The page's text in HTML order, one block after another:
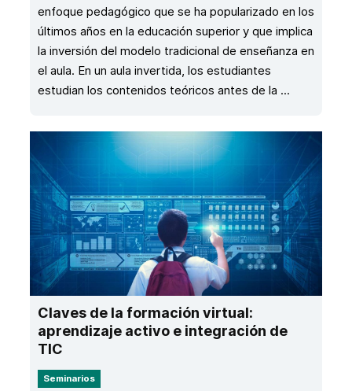
enfoque pedagógico que se ha popularizado en los
últimos años en la educación superior y que implica
la inversión del modelo tradicional de enseñanza en
el aula. En un aula invertida, los estudiantes
estudian los contenidos teóricos antes de la ...
Claves de la formación virtual:
aprendizaje activo e integración de
TIC
Seminarios